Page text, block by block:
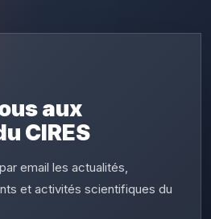
aux
CIRES
email les actualités,
et activités scientifiques du